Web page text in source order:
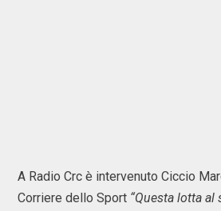
A Radio Crc è intervenuto Ciccio
Corriere dello Sport “Questa lotta